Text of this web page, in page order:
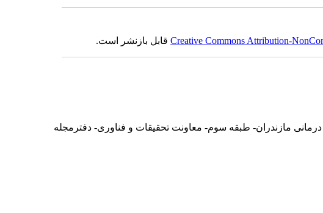
Creative Commons Attribution-قابل بازنشر است.